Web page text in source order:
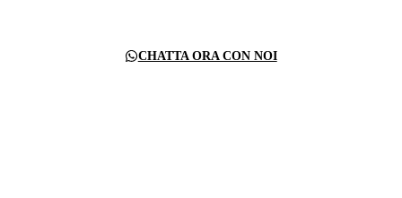
CHATTA ORA CON NOI